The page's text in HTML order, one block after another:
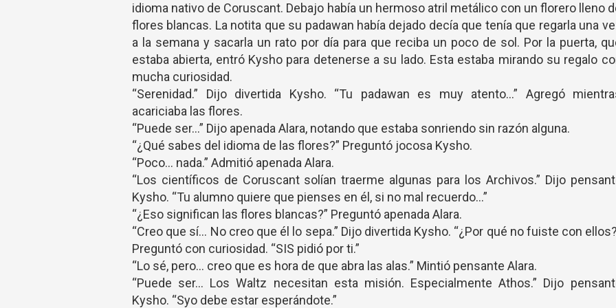
idioma nativo de Coruscant. Debajo había un hermoso atril metálico con un florero lleno
flores blancas. La notita que su padawan había dejado decía que tenía que regarla una
a la semana y sacarla un rato por día para que reciba un poco de sol. Por la puerta,
estaba abierta, entró Kysho para detenerse a su lado. Esta estaba mirando su regalo
mucha curiosidad.
“Serenidad.” Dijo divertida Kysho. “Tu padawan es muy atento…” Agregó
acariciaba las flores.
“Puede ser…” Dijo apenada Alara, notando que estaba sonriendo sin razón alguna.
“¿Qué sabes del idioma de las flores?” Preguntó jocosa Kysho.
“Poco… nada.” Admitió apenada Alara.
“Los científicos de Coruscant solían traerme algunas para los Archivos.” Dijo
Kysho. “Tu alumno quiere que pienses en él, si no mal recuerdo…”
“¿Eso significan las flores blancas?” Preguntó apenada Alara.
“Creo que sí… No creo que él lo sepa.” Dijo divertida Kysho. “¿Por qué no fuiste con
Preguntó con curiosidad. “SIS pidió por ti.”
“Lo sé, pero… creo que es hora de que abra las alas.” Mintió pensante Alara.
“Puede ser… Los Waltz necesitan esta misión. Especialmente Athos.” Dijo
Kysho. “Syo debe estar esperándote.”